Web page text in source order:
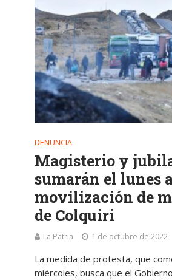
DENUNCIA
Magisterio y
sumarán el lunes
movilización de
de Colquiri
La Patria 1 de octubre de 2022
La medida de protesta, que
miércoles, busca que el